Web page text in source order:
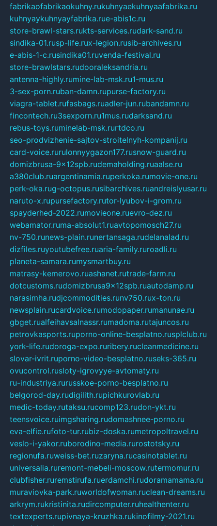
fabrikaofabrikaokuhny.rukuhnyaekuhnyaafabrika.ru
kuhnyaykuhnyayfabrika.rue-abis1c.ru
store-brawl-stars.rukts-services.rudark-sand.ru
sindika-01.rusp-life.rux-legion.rusib-archives.ru
e-abis-1-c.rusindika01.ruvenda-festival.ru
store-brawlstars.rudooraleksandria.ru
antenna-highly.rumine-lab-msk.ru1-mus.ru
3-sex-porn.ruban-damn.rupurse-factory.ru
viagra-tablet.rufasbags.ruadler-jun.rubandamn.ru
fincontech.ru3sexporn.ru1mus.rudarksand.ru
rebus-toys.ruminelab-msk.rurtdco.ru
seo-prodvizhenie-sajtov-stroitelnyh-kompanij.ru
card-voice.rurulonnyygazon177.rusnow-guard.ru
domizbrusa-9x12spb.rudemaholding.ruaalse.ru
a380club.ruargentinamia.ruperkoka.rumovie-one.ru
perk-oka.rug-octopus.rusibarchives.ruandreislyusar.ru
naruto-x.rupursefactory.rutor-lyubov-i-grom.ru
spayderhed-2022.rumovieone.ruevro-dez.ru
webamator.ruma-absolut1.ruavtopomosch27.ru
nv-750.runews-plain.runertansaga.rudelanalad.ru
dizfiles.ruyoutubefree.ruaria-family.ruroadli.ru
planeta-samara.rumysmartbuy.ru
matrasy-kemerovo.ruashanet.rutrade-farm.ru
dotcustoms.rudomizbrusa9x12spb.ruautodamp.ru
narasimha.rudjcommodities.runv750.rux-ton.ru
newsplain.rucardvoice.rumodopaper.rumanunae.ru
gbget.rualfeihavsalnassr.rumadoma.rutajuncos.ru
petrovkasports.ruporno-online-besplatno.rusplclub.ru
york-life.rudoroga-expo.ruribery.rucleanmedicine.ru
slovar-ivrit.ruporno-video-besplatno.ruseks-365.ru
ovucontrol.rusloty-igrovyye-avtomaty.ru
ru-industriya.rurusskoe-porno-besplatno.ru
belgorod-day.rudigilith.rupichkurovlab.ru
medic-today.rutaksu.rucomp123.rudon-ykt.ru
teensvoice.ruimgsharing.rudomashnee-porno.ru
eva-elfie.rufoto-tur.rubiz-doska.rumetropoltravel.ru
veslo-i-yakor.ruborodino-media.rurostotsky.ru
regionufa.ruweiss-bet.ruzaryna.rucasinotablet.ru
universalia.ruremont-mebeli-moscow.rutermomur.ru
clubfisher.ruremstirufa.ruerdamchi.rudoramamama.ru
muraviovka-park.ruworldofwoman.ruclean-dreams.ru
arkrym.rukristinita.rudircomputer.ruhealthenter.ru
textexperts.rupivnaya-kruzhka.rukinofilmy-2021.ru